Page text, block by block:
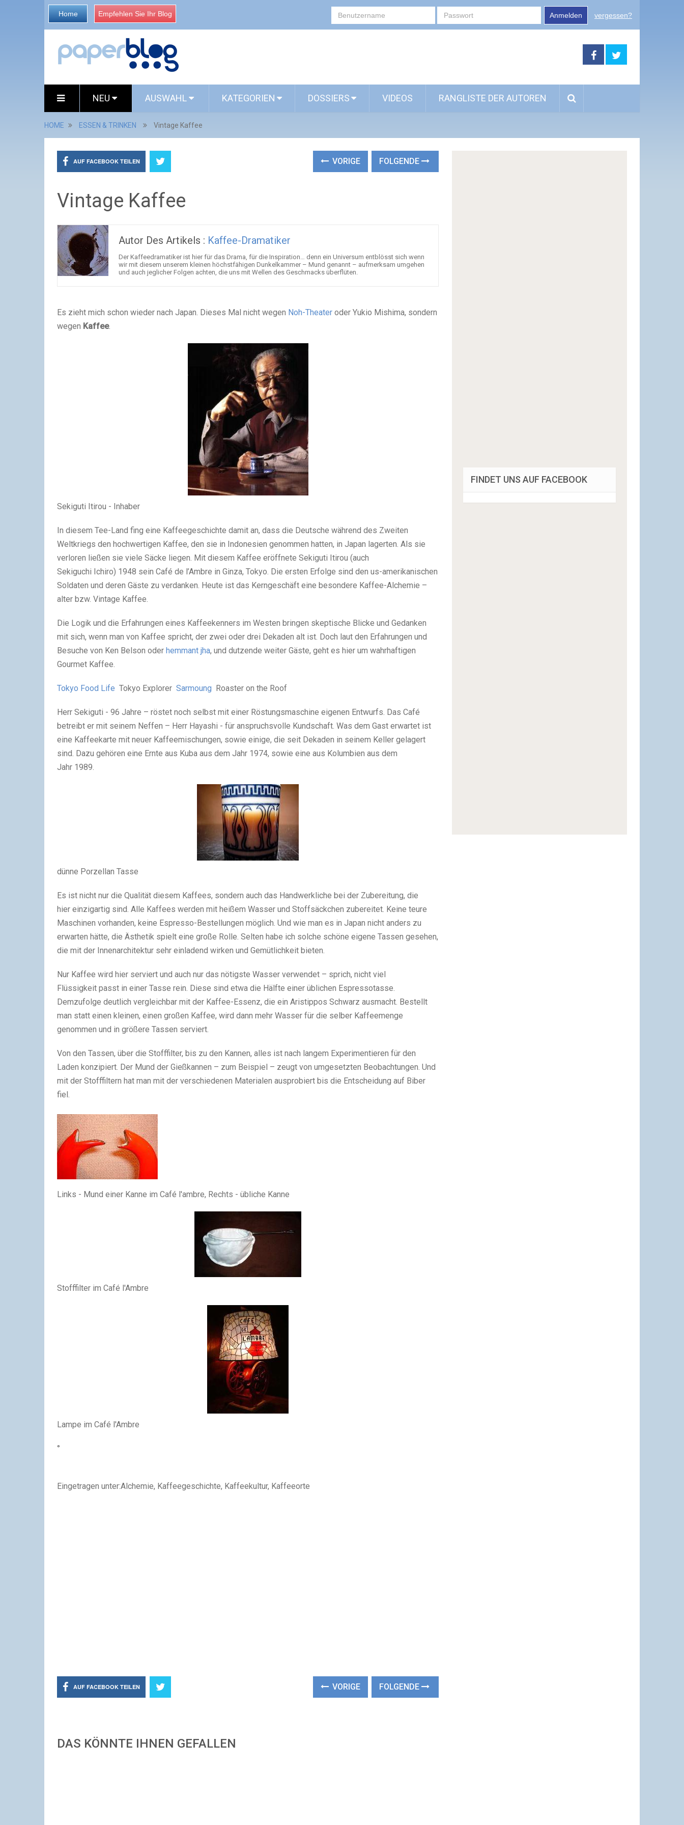
Home Empfehlen Sie Ihr Blog Anmelden vergessen?
NEU AUSWAHL KATEGORIEN DOSSIERS VIDEOS RANGLISTE DER AUTOREN
HOME ESSEN & TRINKEN Vintage Kaffee
AUF FACEBOOK TEILEN VORIGE FOLGENDE
Vintage Kaffee
Autor Des Artikels : Kaffee-Dramatiker
Der Kaffeedramatiker ist hier für das Drama, für die Inspiration… denn ein Universum entblösst sich wenn
wir mit diesem unserem kleinen höchstfähigen Dunkelkammer – Mund genannt – aufmerksam umgehen
und auch jeglicher Folgen achten, die uns mit Wellen des Geschmacks überflüten.
Es zieht mich schon wieder nach Japan. Dieses Mal nicht wegen Noh-Theater oder Yukio Mishima, sondern
wegen Kaffee.
Sekiguti Itirou - Inhaber
In diesem Tee-Land fing eine Kaffeegeschichte damit an, dass die Deutsche während des Zweiten
Weltkriegs den hochwertigen Kaffee, den sie in Indonesien genommen hatten, in Japan lagerten. Als sie
verloren ließen sie viele Säcke liegen. Mit diesem Kaffee eröffnete Sekiguti Itirou (auch
Sekiguchi Ichiro) 1948 sein Café de l’Ambre in Ginza, Tokyo. Die ersten Erfolge sind den us-amerikanischen
Soldaten und deren Gäste zu verdanken. Heute ist das Kerngeschäft eine besondere Kaffee-Alchemie –
alter bzw. Vintage Kaffee.
Die Logik und die Erfahrungen eines Kaffeekenners im Westen bringen skeptische Blicke und Gedanken
mit sich, wenn man von Kaffee spricht, der zwei oder drei Dekaden alt ist. Doch laut den Erfahrungen und
Besuche von Ken Belson oder hemmant jha, und dutzende weiter Gäste, geht es hier um wahrhaftigen
Gourmet Kaffee.
Tokyo Food Life Tokyo Explorer Sarmoung Roaster on the Roof
Herr Sekiguti - 96 Jahre – röstet noch selbst mit einer Röstungsmaschine eigenen Entwurfs. Das Café
betreibt er mit seinem Neffen – Herr Hayashi - für anspruchsvolle Kundschaft. Was dem Gast erwartet ist
eine Kaffeekarte mit neuer Kaffeemischungen, sowie einige, die seit Dekaden in seinem Keller gelagert
sind. Dazu gehören eine Ernte aus Kuba aus dem Jahr 1974, sowie eine aus Kolumbien aus dem
Jahr 1989.
dünne Porzellan Tasse
Es ist nicht nur die Qualität diesem Kaffees, sondern auch das Handwerkliche bei der Zubereitung, die
hier einzigartig sind. Alle Kaffees werden mit heißem Wasser und Stoffsäckchen zubereitet. Keine teure
Maschinen vorhanden, keine Espresso-Bestellungen möglich. Und wie man es in Japan nicht anders zu
erwarten hätte, die Ästhetik spielt eine große Rolle. Selten habe ich solche schöne eigene Tassen gesehen,
die mit der Innenarchitektur sehr einladend wirken und Gemütlichkeit bieten.
Nur Kaffee wird hier serviert und auch nur das nötigste Wasser verwendet – sprich, nicht viel
Flüssigkeit passt in einer Tasse rein. Diese sind etwa die Hälfte einer üblichen Espressotasse.
Demzufolge deutlich vergleichbar mit der Kaffee-Essenz, die ein Aristippos Schwarz ausmacht. Bestellt
man statt einen kleinen, einen großen Kaffee, wird dann mehr Wasser für die selber Kaffeemenge
genommen und in größere Tassen serviert.
Von den Tassen, über die Stofffilter, bis zu den Kannen, alles ist nach langem Experimentieren für den
Laden konzipiert. Der Mund der Gießkannen – zum Beispiel – zeugt von umgesetzten Beobachtungen. Und
mit der Stofffiltern hat man mit der verschiedenen Materialen ausprobiert bis die Entscheidung auf Biber
fiel.
Links - Mund einer Kanne im Café l'ambre, Rechts - übliche Kanne
Stofffilter im Café l'Ambre
Lampe im Café l'Ambre
°
Eingetragen unter:Alchemie, Kaffeegeschichte, Kaffeekultur, Kaffeeorte
AUF FACEBOOK TEILEN VORIGE FOLGENDE
DAS KÖNNTE IHNEN GEFALLEN
FINDET UNS AUF FACEBOOK